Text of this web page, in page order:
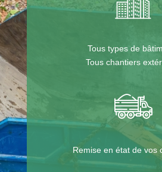
Tous types de
Tous chantiers
Remise en état de vos